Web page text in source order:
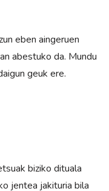
eben aingeruen
abestuko da. Mundu
geuk ere.
biziko dituala
jentea jakituria bila